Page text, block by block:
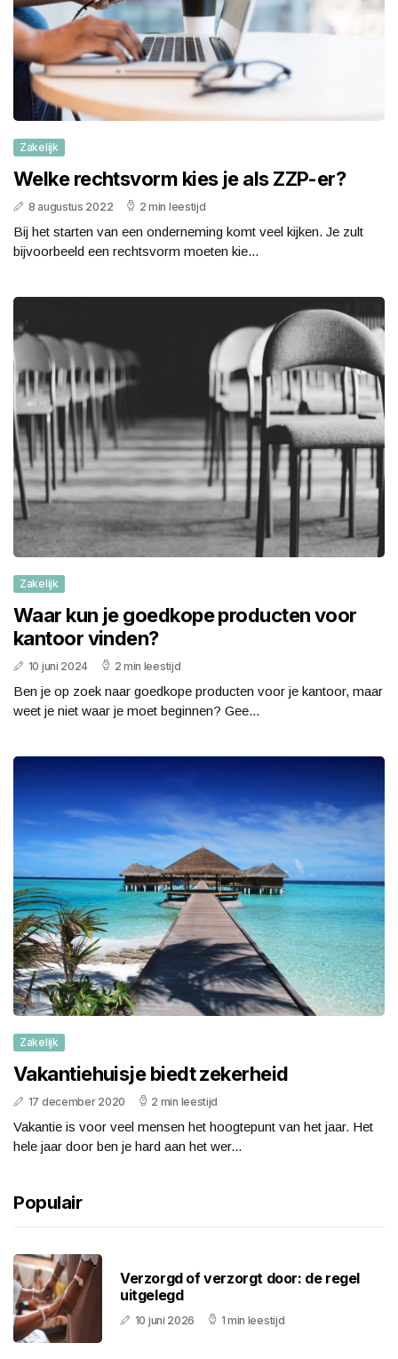
Zakelijk
Welke rechtsvorm kies je als ZZP-er?
8 augustus 2022 2 min leestijd
Bij het starten van een onderneming komt veel kijken. Je zult
bijvoorbeeld een rechtsvorm moeten kie...
Zakelijk
Waar kun je goedkope producten voor
kantoor vinden?
10 juni 2024 2 min leestijd
Ben je op zoek naar goedkope producten voor je kantoor, maar
weet je niet waar je moet beginnen? Gee...
Zakelijk
Vakantiehuisje biedt zekerheid
17 december 2020 2 min leestijd
Vakantie is voor veel mensen het hoogtepunt van het jaar. Het
hele jaar door ben je hard aan het wer...
Populair
Verzorgd of verzorgt door: de regel
uitgelegd
10 juni 2026 1 min leestijd